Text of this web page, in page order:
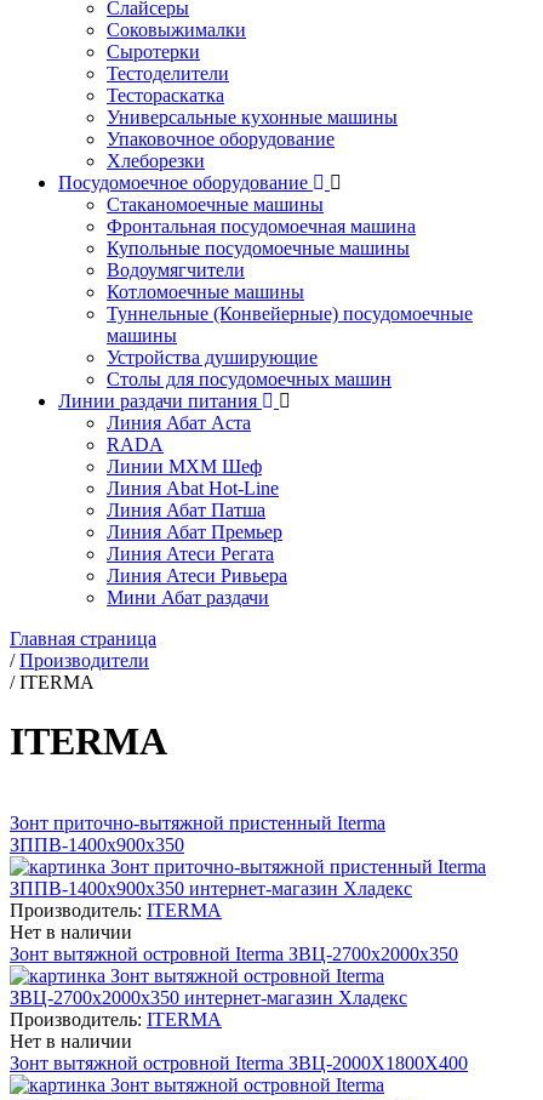
Слайсеры
Соковыжималки
Сыротерки
Тестоделители
Тестораскатка
Универсальные кухонные машины
Упаковочное оборудование
Хлеборезки
Посудомоечное оборудование
Стаканомоечные машины
Фронтальная посудомоечная машина
Купольные посудомоечные машины
Водоумягчители
Котломоечные машины
Туннельные (Конвейерные) посудомоечные
машины
Устройства душирующие
Столы для посудомоечных машин
Линии раздачи питания
Линия Абат Аста
RADA
Линии МХМ Шеф
Линия Abat Hot-Line
Линия Абат Патша
Линия Абат Премьер
Линия Атеси Регата
Линия Атеси Ривьера
Мини Абат раздачи
Главная страница
/Производители
/ITERMA
ITERMA
Зонт приточно-вытяжной пристенный Iterma
ЗППВ-1400х900х350
Производитель: ITERMA
Нет в наличии
Зонт вытяжной островной Iterma ЗВЦ-2700х2000х350
Производитель: ITERMA
Нет в наличии
Зонт вытяжной островной Iterma ЗВЦ-2000Х1800Х400